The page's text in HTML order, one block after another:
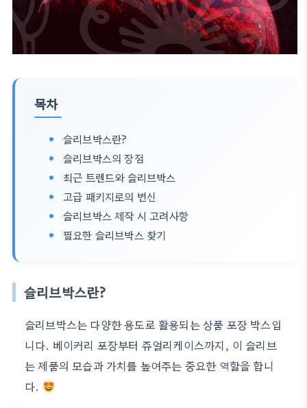
목차
슬리브박스란?
슬리브박스의 장점
최근 트렌드와 슬리브박스
고급 패키지로의 변신
슬리브박스 제작 시 고려사항
필요한 슬리브박스 찾기
슬리브박스란?
슬리브박스는 다양한 용도로 활용되는 상품 포장 박스입
니다. 베이커리 포장부터 쥬얼리케이스까지, 이 슬리브
는 제품의 모습과 가치를 높여주는 중요한 역할을 합니
다.